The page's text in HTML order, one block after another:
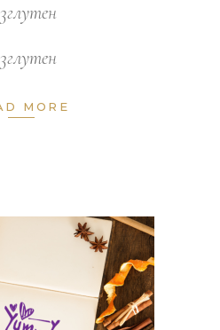
MORE